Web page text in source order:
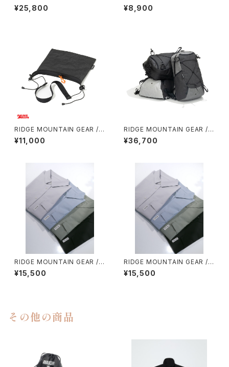
ASH PACK
¥25,800
HADE CAP
¥8,900
RIDGE MOUNTAIN GEAR / S
ACOCHE
¥11,000
RIDGE MOUNTAIN GEAR /
ONE MILE TRIM
¥36,700
RIDGE MOUNTAIN GEAR / B
ASIC SHORT SLEEVE SHIR
T（WOMEN）
¥15,500
RIDGE MOUNTAIN GEAR / B
ASIC SHORT SLEEVE SHIR
T（MEN）
¥15,500
その他の商品